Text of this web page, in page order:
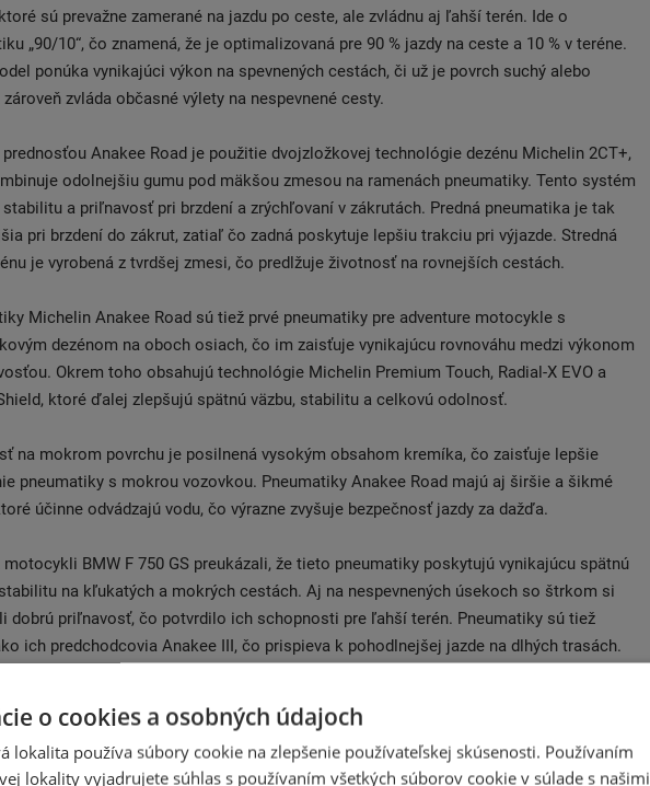
sú prevažne zamerané na jazdu po ceste, ale zvládnu aj ľahší terén. Ide o
„90/10“, čo znamená, že je optimalizovaná pre 90 % jazdy na ceste a 10 % v teréne.
ponúka vynikajúci výkon na spevnených cestách, či už je povrch suchý alebo
zároveň zvláda občasné výlety na nespevnené cesty.
Anakee Road je použitie dvojzložkovej technológie dezénu Michelin 2CT+,
odolnejšiu gumu pod mäkšou zmesou na ramenách pneumatiky. Tento systém
a priľnavosť pri brzdení a zrýchľovaní v zákrutách. Predná pneumatika je tak
pri brzdení do zákrut, zatiaľ čo zadná poskytuje lepšiu trakciu pri výjazde. Stredná
je vyrobená z tvrdšej zmesi, čo predlžuje životnosť na rovnejších cestách.
Michelin Anakee Road sú tiež prvé pneumatiky pre adventure motocykle s
dezénom na oboch osiach, čo im zaisťuje vynikajúcu rovnováhu medzi výkonom
Okrem toho obsahujú technológie Michelin Premium Touch, Radial-X EVO a
ktoré ďalej zlepšujú spätnú väzbu, stabilitu a celkovú odolnosť.
na mokrom povrchu je posilnená vysokým obsahom kremíka, čo zaisťuje lepšie
pneumatiky s mokrou vozovkou. Pneumatiky Anakee Road majú aj širšie a šikmé
účinne odvádzajú vodu, čo výrazne zvyšuje bezpečnosť jazdy za dažďa.
motocykli BMW F 750 GS preukázali, že tieto pneumatiky poskytujú vynikajúcu spätnú
na kľukatých a mokrých cestách. Aj na nespevnených úsekoch so štrkom si
dobrú priľnavosť, čo potvrdilo ich schopnosti pre ľahší terén. Pneumatiky sú tiež
ich predchodcovia Anakee III, čo prispieva k pohodlnejšej jazde na dlhých trasách.
dlhú životnosť, vysokú priľnavosť v zákrutách a konzistentný výkon na ceste. Sú
voľbou pre dlhé cesty na ťažkých dobrodružných motocykloch, kde je požadovaná
o cookies a osobných údajoch
lokalita používa súbory cookie na zlepšenie používateľskej skúsenosti. Používaním
lokality vyjadrujete súhlas s používaním všetkých súborov cookie v súlade s našimi